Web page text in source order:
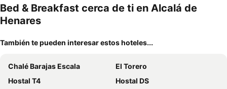
mascotas
Bed & Breakfast cerca de ti en Alcalá de
Henares
También te pueden interesar estos hoteles...
Chalé Barajas Escala
El Torero
Hostal T4
Hostal DS